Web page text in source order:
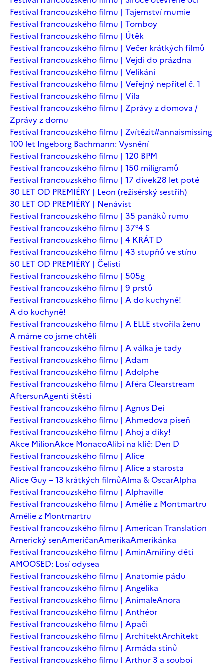
Festival francouzského filmu | Tajemství mumie
Festival francouzského filmu | Tomboy
Festival francouzského filmu | Útěk
Festival francouzského filmu | Večer krátkých filmů
Festival francouzského filmu | Vejdi do prázdna
Festival francouzského filmu | Velikáni
Festival francouzského filmu | Veřejný nepřítel č. 1
Festival francouzského filmu | Víla
Festival francouzského filmu | Zprávy z domova /
Zprávy z domu
Festival francouzského filmu | Zvítězit#annaismissing
100 let Ingeborg Bachmann: Vysnění
Festival francouzského filmu | 120 BPM
Festival francouzského filmu | 150 miligramů
Festival francouzského filmu | 17 dívek28 let poté
30 LET OD PREMIÉRY | Leon (režisérský sestřih)
30 LET OD PREMIÉRY | Nenávist
Festival francouzského filmu | 35 panáků rumu
Festival francouzského filmu | 37°4 S
Festival francouzského filmu | 4 KRÁT D
Festival francouzského filmu | 43 stupňů ve stínu
50 LET OD PREMIÉRY | Čelisti
Festival francouzského filmu | 505g
Festival francouzského filmu | 9 prstů
Festival francouzského filmu | A do kuchyně!
A do kuchyně!
Festival francouzského filmu | A ELLE stvořila ženu
A máme co jsme chtěli
Festival francouzského filmu | A válka je tady
Festival francouzského filmu | Adam
Festival francouzského filmu | Adolphe
Festival francouzského filmu | Aféra Clearstream
AftersunAgenti štěstí
Festival francouzského filmu | Agnus Dei
Festival francouzského filmu | Ahmedova píseň
Festival francouzského filmu | Ahoj a díky!
Akce MilionAkce MonacoAlibi na klíč: Den D
Festival francouzského filmu | Alice
Festival francouzského filmu | Alice a starosta
Alice Guy – 13 krátkých filmůAlma & OscarAlpha
Festival francouzského filmu | Alphaville
Festival francouzského filmu | Amélie z Montmartru
Amélie z Montmartru
Festival francouzského filmu | American Translation
Americký senAmeričanAmerikaAmerikánka
Festival francouzského filmu | AminAmiřiny děti
AMOOSED: Losí odysea
Festival francouzského filmu | Anatomie pádu
Festival francouzského filmu | Angelika
Festival francouzského filmu | AnimaleAnora
Festival francouzského filmu | Anthéor
Festival francouzského filmu | Apači
Festival francouzského filmu | ArchitektArchitekt
Festival francouzského filmu | Armáda stínů
Festival francouzského filmu | Arthur 3 a souboj